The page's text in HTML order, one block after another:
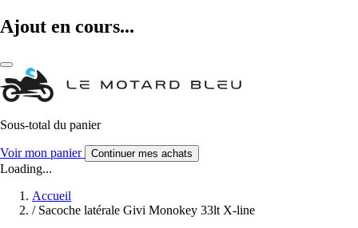
Ajout en cours...
Sous-total du panier
Voir mon panier Continuer mes achats
Loading...
Accueil
/ Sacoche latérale Givi Monokey 33lt X-line